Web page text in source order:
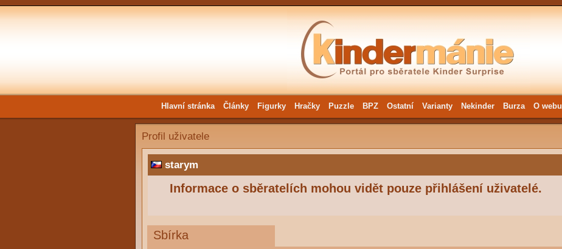
Hlavní stránka Články Figurky Hračky Puzzle BPZ Ostatní Varianty Nekinder Burza O webu
Profil uživatele
starym
Informace o sběratelích mohou vidět pouze přihlášení uživatelé.
Sbírka